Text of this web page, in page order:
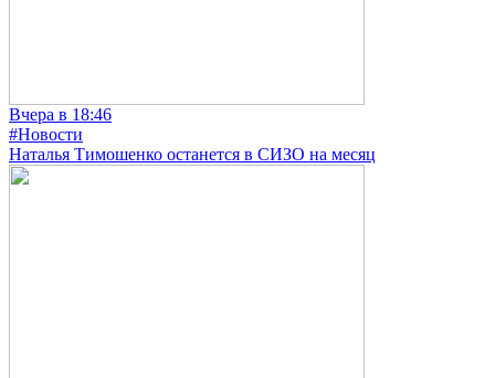
Вчера в 18:46
#Новости
Наталья Тимошенко останется в СИЗО на месяц